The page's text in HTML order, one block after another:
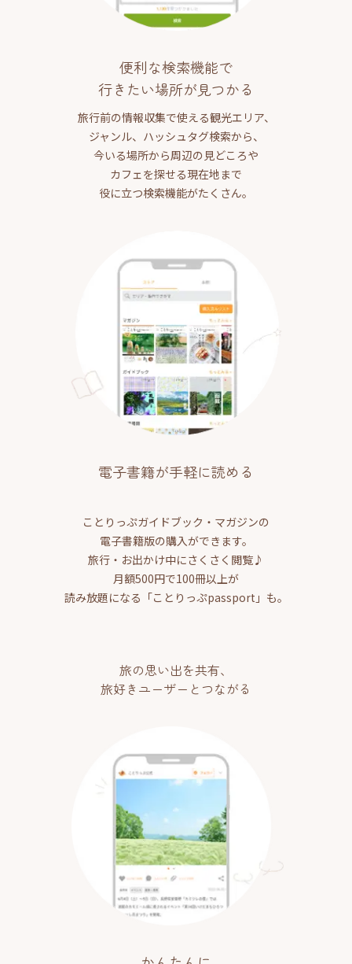
便利な検索機能で
行きたい場所が見つかる
旅行前の情報収集で使える観光エリア、
ジャンル、ハッシュタグ検索から、
今いる場所から周辺の見どころや
カフェを探せる現在地まで
役に立つ検索機能がたくさん。
電子書籍が手軽に読める
ことりっぷガイドブック・マガジンの
電子書籍版の購入ができます。
旅行・お出かけ中にさくさく閲覧♪
月額500円で100冊以上が
読み放題になる「ことりっぷpassport」も。
旅の思い出を共有、
旅好きユーザーとつながる